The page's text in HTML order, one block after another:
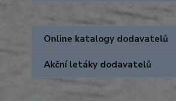
Online katalogy dodavatelů
Akční letáky dodavatelů